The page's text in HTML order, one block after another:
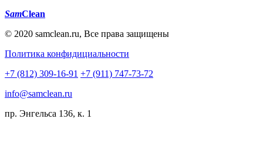
SamClean
© 2020 samclean.ru, Все права защищены
Политика конфидициальности
+7 (812) 309-16-91 +7 (911) 747-73-72
info@samclean.ru
пр. Энгельса 136, к. 1